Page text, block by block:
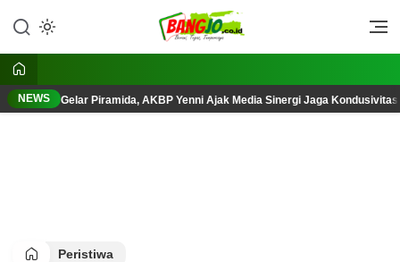
konten
Bangjo.co.id
Berani, Tegas, Terpercaya
NEWS Gelar Piramida, AKBP Yenni Ajak Media Sinergi Jaga
Peristiwa